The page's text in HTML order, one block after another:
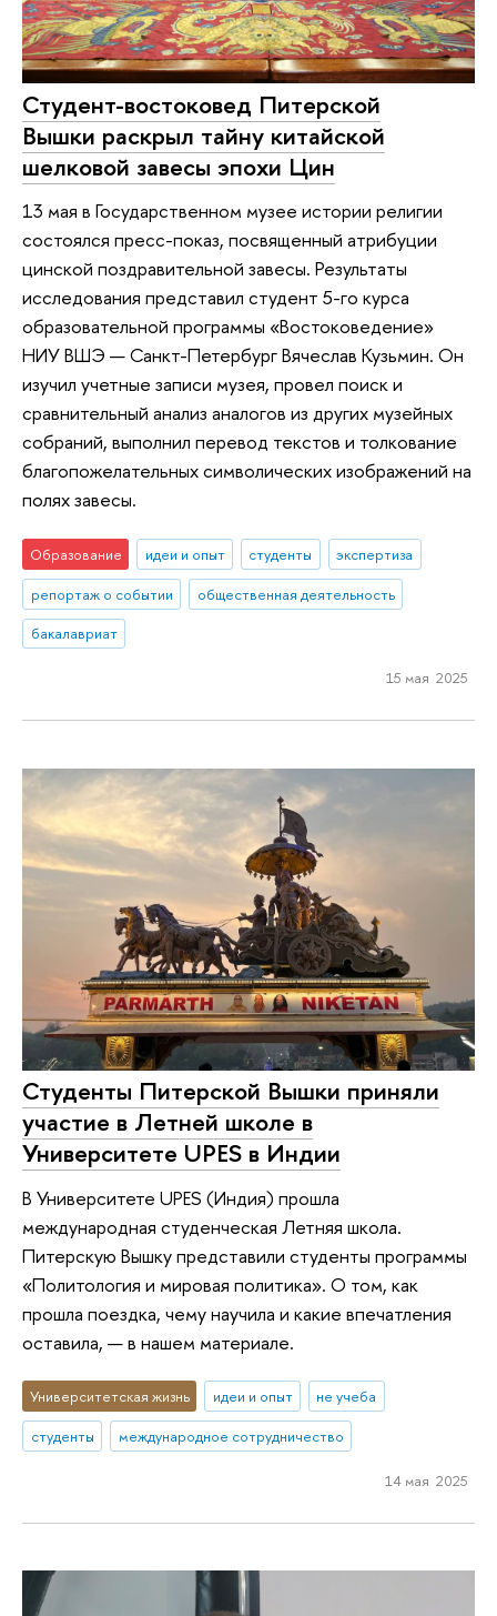
Студент-востоковед Питерской
Вышки раскрыл тайну китайской
шелковой завесы эпохи Цин
13 мая в Государственном музее истории религии
состоялся пресс-показ, посвященный атрибуции
цинской поздравительной завесы. Результаты
исследования представил студент 5-го курса
образовательной программы «Востоковедение»
НИУ ВШЭ — Санкт-Петербург Вячеслав Кузьмин. Он
изучил учетные записи музея, провел поиск и
сравнительный анализ аналогов из других музейных
собраний, выполнил перевод текстов и толкование
благопожелательных символических изображений на
полях завесы.
Образование идеи и опыт студенты
экспертиза
репортаж о событии
общественная деятельность
бакалавриат
15 мая 2025
Студенты Питерской Вышки приняли
участие в Летней школе в
Университете UPES в Индии
В Университете UPES (Индия) прошла
международная студенческая Летняя школа.
Питерскую Вышку представили студенты программы
«Политология и мировая политика». О том, как
прошла поездка, чему научила и какие впечатления
оставила, — в нашем материале.
Университетская жизнь идеи и опыт
не учеба
студенты
международное сотрудничество
14 мая 2025